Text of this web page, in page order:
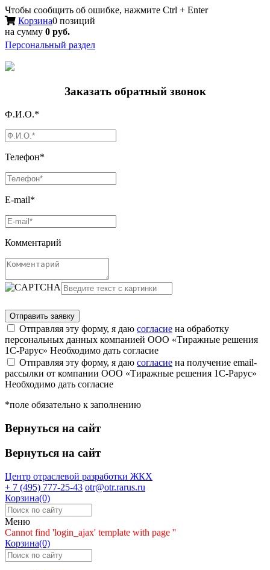
Чтобы сообщить об ошибке, нажмите Ctrl + Enter
Корзина0 позиций
на сумму 0 руб.
Персональный раздел
Заказать обратный звонок
Ф.И.О.*
Телефон*
E-mail*
Комментарий
Отправляя эту форму, я даю согласие на обработку
персональных данных компанией ООО «Тиражные решения
1С-Рарус» Необходимо дать согласие
Отправляя эту форму, я даю согласие на получение email-
рассылки от компании ООО «Тиражные решения 1С-Рарус»
Необходимо дать согласие
*поле обязательно к заполнению
Вернуться на сайт
Вернуться на сайт
Центр отраслевой разработки ЖКХ
+ 7 (495) 777-25-43 otr@otr.rarus.ru
Корзина(0)
Меню
Cannot find 'login_ajax' template with page ''
Корзина(0)